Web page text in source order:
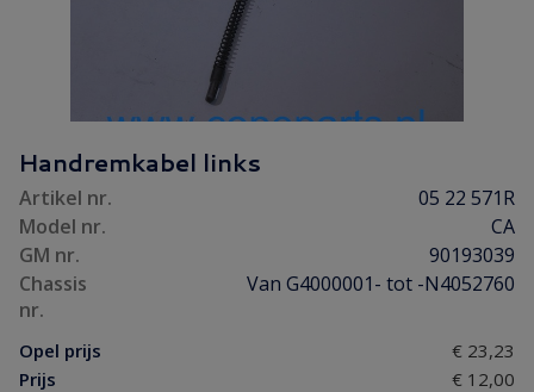
Handremkabel links
Artikel nr.
05 22 571R
Model nr.
CA
GM nr.
90193039
Chassis
nr.
Van G4000001- tot -N4052760
Opel prijs
€ 23,23
Prijs
€ 12,00